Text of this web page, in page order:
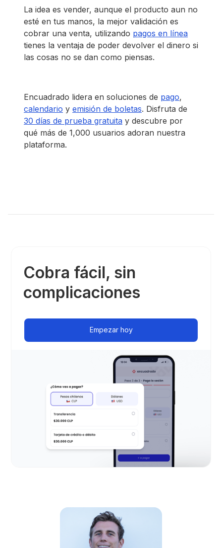
La idea es vender, aunque el producto aun no
esté en tus manos, la mejor validación es
cobrar una venta, utilizando pagos en línea
tienes la ventaja de poder devolver el dinero si
las cosas no se dan como piensas.
Encuadrado lidera en soluciones de pago,
calendario y emisión de boletas. Disfruta de
30 días de prueba gratuita y descubre por
qué más de 1,000 usuarios adoran nuestra
plataforma.
Cobra fácil, sin
complicaciones
Empezar hoy